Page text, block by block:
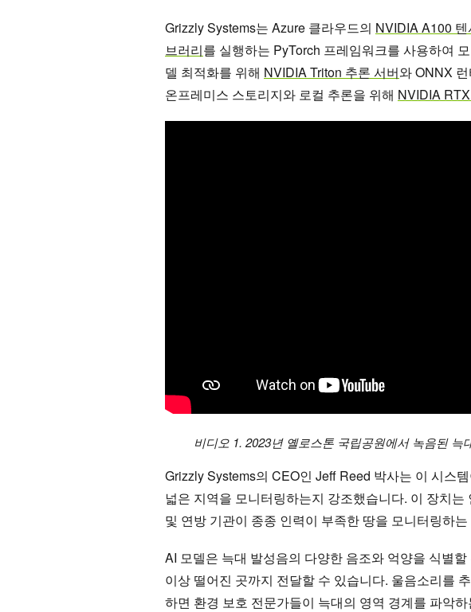
Grizzly Systems는 Azure 클라우드의 NVIDIA A100 텐
브러리를 실행하는 PyTorch 프레임워크를 사용하여
델 최적화를 위해 NVIDIA Triton 추론 서버와 ONNX
온프레미스 스토리지와 로컬 추론을 위해 NVIDIA
비디오 1. 2023년 옐로스톤 국립공원에서 녹음된
Grizzly Systems의 CEO인 Jeff Reed 박사는 이 시스
넓은 지역을 모니터링하는지 강조했습니다. 이 장치
및 연방 기관이 종종 인력이 부족한 땅을 모니터링하
AI 모델은 늑대 발성음의 다양한 음조와 억양을 식별
이상 떨어진 곳까지 전달할 수 있습니다. 울음소리를
하면 환경 보호 전문가들이 늑대의 영역 경계를 파악